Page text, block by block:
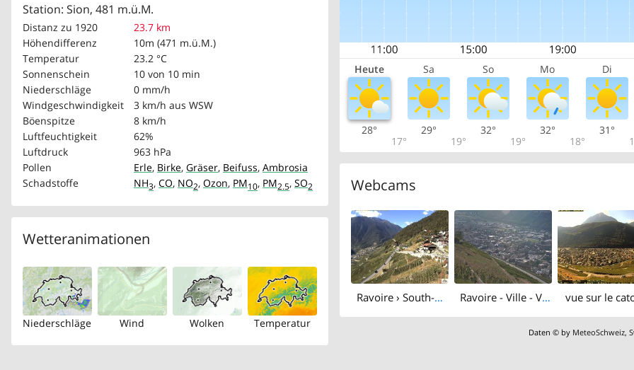
Station: Sion, 481 m.ü.M.
Distanz zu 1920
23.7 km
Höhendifferenz
10m (471 m.ü.M.)
Temperatur
23.2 °C
Sonnenschein
10 von 10 min
Niederschläge
0 mm/h
Windgeschwindigkeit
3 km/h aus WSW
Böenspitze
8 km/h
Luftfeuchtigkeit
62%
Luftdruck
963 hPa
Pollen
Erle, Birke, Gräser, Beifuss, Ambrosia
Schadstoffe
NH3, CO, NO2, Ozon, PM10, PM2.5, SO2
Wetteranimationen
Niederschläge Wind Wolken Temperatur
Heute Sa So Mo Di
28°
17°
29°
19°
32°
19°
32°
18°
31°
Webcams
Ravoire › South-west: Domaine Baie-Attitude - Lac de Bovine - Pointe Ronde Ravoire - Ville - Valais, Suisse vue sur le
Daten © by MeteoSchweiz,